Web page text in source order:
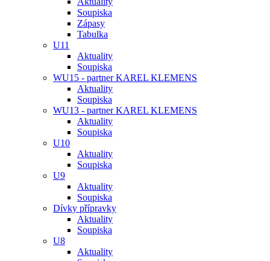
Soupiska
Zápasy
Tabulka
U11
Aktuality
Soupiska
WU15 - partner KAREL KLEMENS
Aktuality
Soupiska
WU13 - partner KAREL KLEMENS
Aktuality
Soupiska
U10
Aktuality
Soupiska
U9
Aktuality
Soupiska
Dívky přípravky
Aktuality
Soupiska
U8
Aktuality